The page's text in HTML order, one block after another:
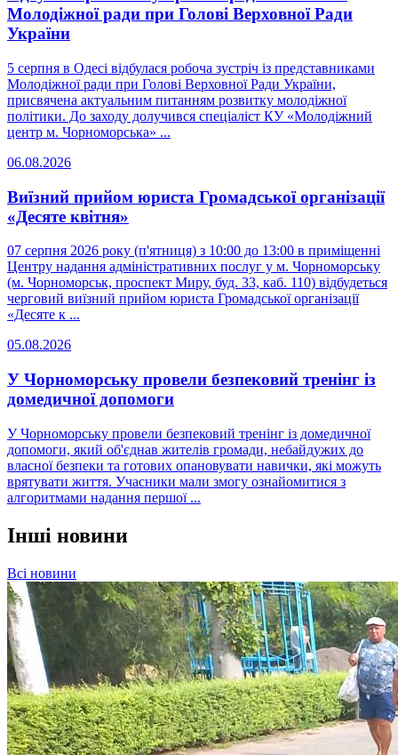
Молодіжної ради при Голові Верховної Ради
України
5 серпня в Одесі відбулася робоча зустріч із представниками
Молодіжної ради при Голові Верховної Ради України,
присвячена актуальним питанням розвитку молодіжної
політики. До заходу долучився спеціаліст КУ «Молодіжний
центр м. Чорноморська» ...
06.08.2026
Виїзний прийом юриста Громадської організації
«Десяте квітня»
07 серпня 2026 року (п'ятниця) з 10:00 до 13:00 в приміщенні
Центру надання адміністративних послуг у м. Чорноморську
(м. Чорноморськ, проспект Миру, буд. 33, каб. 110) відбудеться
черговий виїзний прийом юриста Громадської організації
«Десяте к ...
05.08.2026
У Чорноморську провели безпековий тренінг із
домедичної допомоги
У Чорноморську провели безпековий тренінг із домедичної
допомоги, який об'єднав жителів громади, небайдужих до
власної безпеки та готових опановувати навички, які можуть
врятувати життя. Учасники мали змогу ознайомитися з
алгоритмами надання першої ...
Інші новини
Всі новини